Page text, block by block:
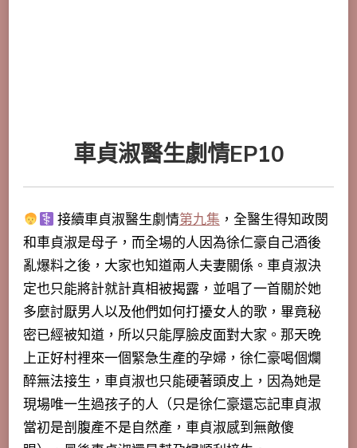
車貞淑醫生劇情EP10
接續車貞淑醫生劇情第九集 ，全醫生得知政閔
和車貞淑是母子，而全場的人因為徐仁豪自己酒後
亂爆料之後，大家也知道兩人夫妻關係。車貞淑決
定也只能將計就計真相被揭露，並唱了一首關於她
多麼討厭男人以及他們如何打擾女人的歌，畢竟秘
密已經被知道，所以只能厚臉皮面對大家。那天晚
上正好村裡來一個緊急生產的孕婦，徐仁豪喝個爛
醉無法接生，車貞淑也只能硬著頭皮上，因為她是
現場唯一生過孩子的人（只是徐仁豪還忘記車貞淑
當初是剖腹產不是自然產，車貞淑感到無敵傻